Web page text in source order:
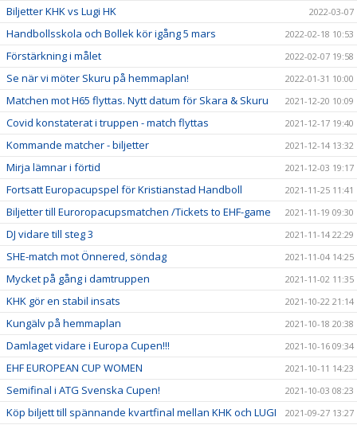
Biljetter KHK vs Lugi HK 2022-03-07
Handbollsskola och Bollek kör igång 5 mars 2022-02-18 10:53
Förstärkning i målet 2022-02-07 19:58
Se när vi möter Skuru på hemmaplan! 2022-01-31 10:00
Matchen mot H65 flyttas. Nytt datum för Skara & Skuru 2021-12-20 10:09
Covid konstaterat i truppen - match flyttas 2021-12-17 19:40
Kommande matcher - biljetter 2021-12-14 13:32
Mirja lämnar i förtid 2021-12-03 19:17
Fortsatt Europacupspel för Kristianstad Handboll 2021-11-25 11:41
Biljetter till Euroropacupsmatchen /Tickets to EHF-game 2021-11-19 09:30
DJ vidare till steg 3 2021-11-14 22:29
SHE-match mot Önnered, söndag 2021-11-04 14:25
Mycket på gång i damtruppen 2021-11-02 11:35
KHK gör en stabil insats 2021-10-22 21:14
Kungälv på hemmaplan 2021-10-18 20:38
Damlaget vidare i Europa Cupen!!! 2021-10-16 09:34
EHF EUROPEAN CUP WOMEN 2021-10-11 14:23
Semifinal i ATG Svenska Cupen! 2021-10-03 08:23
Köp biljett till spännande kvartfinal mellan KHK och LUGI 2021-09-27 13:27